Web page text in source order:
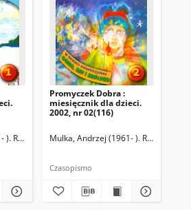
). Redaktor naczelny
Promyczek Dobra :
miesięcznik dla dzieci.
2002, nr 02(116)
Mulka, Andrzej (1961- ). Redaktor
Czasopismo